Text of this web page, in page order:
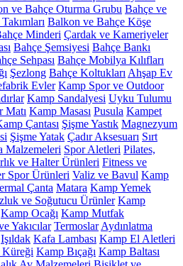
ve Bahçe Oturma Grubu Bahçe ve
Balkon ve Bahçe Köşe
Minderi Çardak ve Kameriyeler
Bahçe Şemsiyesi Bahçe Bankı
Sehpası Bahçe Mobilya Kılıfları
Şezlong Bahçe Koltukları Ahşap Ev
Evler Kamp Spor ve Outdoor
Kamp Sandalyesi Uyku Tulumu
Matı Kamp Masası Pusula Kampet
Çantası Şişme Yastık Magnezyum
Şişme Yatak Çadır Aksesuarı Sırt
Malzemeleri Spor Aletleri Pilates,
ve Halter Ürünleri Fitness ve
Spor Ürünleri Valiz ve Bavul Kamp
Çanta Matara Kamp Yemek
ve Soğutucu Ürünler Kamp
Kamp Ocağı Kamp Mutfak
Yakıcılar Termoslar Aydınlatma
Işıldak Kafa Lambası Kamp El Aletleri
Kamp Bıçağı Kamp Baltası